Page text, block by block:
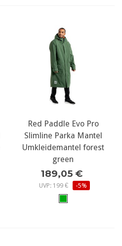
Red Paddle Evo Pro
Slimline Parka Mantel
Umkleidemantel forest
green
189,05 €
UVP: 199 € -5%